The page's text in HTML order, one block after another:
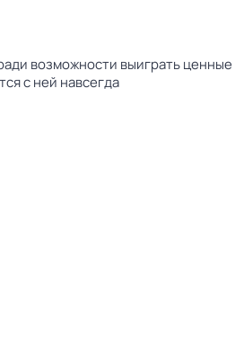
возможности выиграть
с ней навсегда